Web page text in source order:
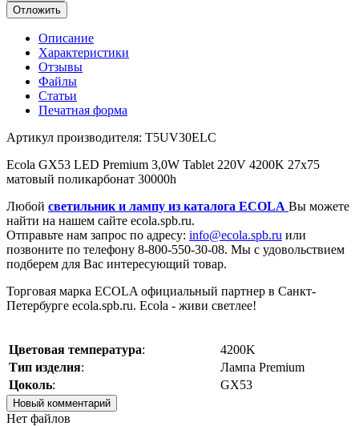
Отложить
Описание
Характеристики
Отзывы
Файлы
Статьи
Печатная форма
Артикул производителя: T5UV30ELC
Ecola GX53 LED Premium 3,0W Tablet 220V 4200K 27x75
матовый поликарбонат 30000h
Любой светильник и лампу из каталога ECOLA Вы можете
найти на нашем сайте ecola.spb.ru.
Отправьте нам запрос по адресу: info@ecola.spb.ru или
позвоните по телефону 8-800-550-30-08. Мы с удовольствием
подберем для Вас интересующий товар.
Торговая марка ECOLA официальный партнер в Санкт-
Петербурге ecola.spb.ru. Ecola - живи светлее!
Цветовая температура:
4200K
Тип изделия:
Лампа Premium
Цоколь: GX53
Новый комментарий
Нет файлов